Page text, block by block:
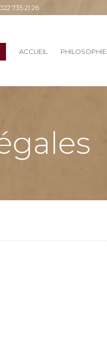
735 21 26
ACCUEIL PHILOSOPHIE